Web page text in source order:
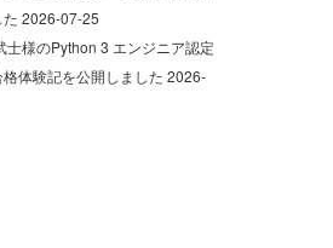
2026-07-25
士様のPython 3 エンジニア認定
体験記を公開しました 2026-